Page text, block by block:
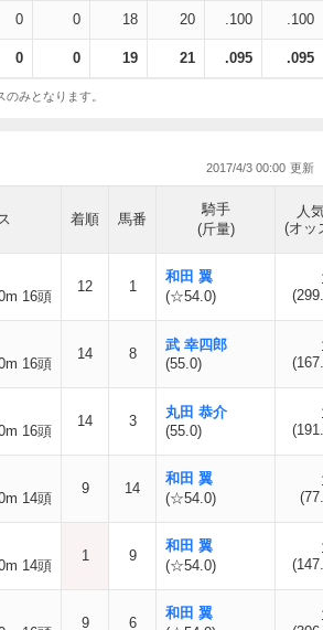
0 0 18 20 .100 .100
0 0 19 21 .095 .095
みとなります。
2017/4/3 00:00
着順 馬番
騎手
(斤量)
人
(オッ
16頭
12 1
和田 翼
(☆54.0)
16頭
14 8
武 幸四郎
(55.0)
16頭
14 3
丸田 恭介
(55.0)
14頭
9 14
和田 翼
(☆54.0)
14頭
1 9
和田 翼
(☆54.0)
9 6
和田 翼